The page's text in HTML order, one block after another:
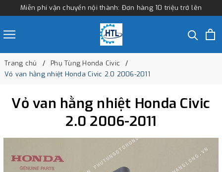
Miễn phí vận chuyển nội thành: Đơn hàng 10 triệu trở lên
Trang chủ
Phụ Tùng Honda Civic
Vỏ van hằng nhiệt Honda Civic 2.0 2006-2011
Vỏ van hằng nhiệt Honda Civic
2.0 2006-2011